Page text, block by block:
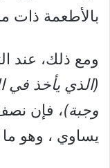
بالأطعمة ذات
ومع ذلك، عند
(الذي يأخذ في
وجبة)، فإن
يساوي ، وهو